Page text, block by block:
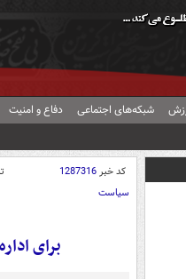
شبکه‌های اجتماعی دفاع و امنیت
کد خبر1287316
سیاست
برای